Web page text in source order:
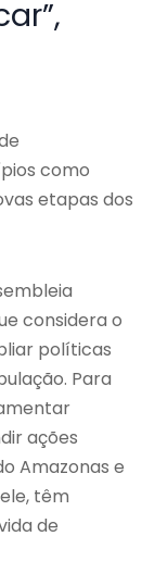
como
etapas dos
considera o
políticas
Para
ações
Amazonas e
têm
de